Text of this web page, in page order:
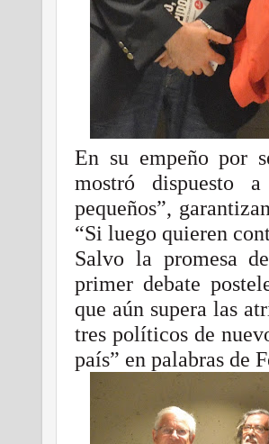
En su empeño por
mostró dispuesto
pequeños”,
“Si luego quieren
Salvo la promesa
primer debate
que aún supera las
tres políticos de
país” en palabras de